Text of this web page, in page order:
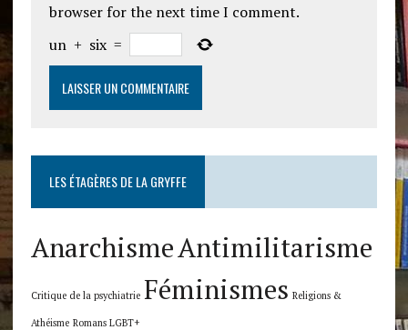
browser for the next time I comment.
un + six =
LES ÉTAGÈRES DE LA GRYFFE
AnarchismeAntimilitarisme
Critique de la psychiatrie Féminismes Religions &
Athéisme Romans LGBT+